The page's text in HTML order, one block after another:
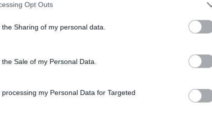
Opt Outs
Sharing of my personal data.
Sale of my Personal Data.
my Personal Data for Targeted